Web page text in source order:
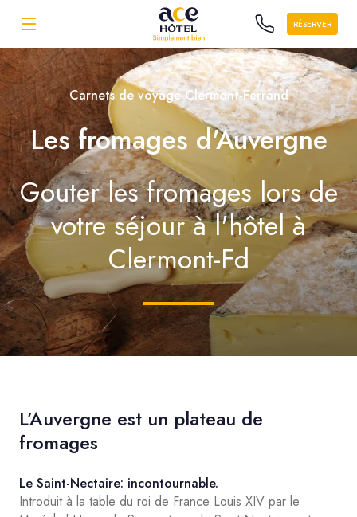
RÉSERVER
Carnets de voyage Clermont-Ferrand
Les fromages d'Auvergne
Gouter les fromages lors de
votre séjour à l'hôtel à
Clermont-Fd
L’Auvergne est un plateau de
fromages
Le Saint-Nectaire: incontournable.
Introduit à la table du roi de France Louis XIV par le